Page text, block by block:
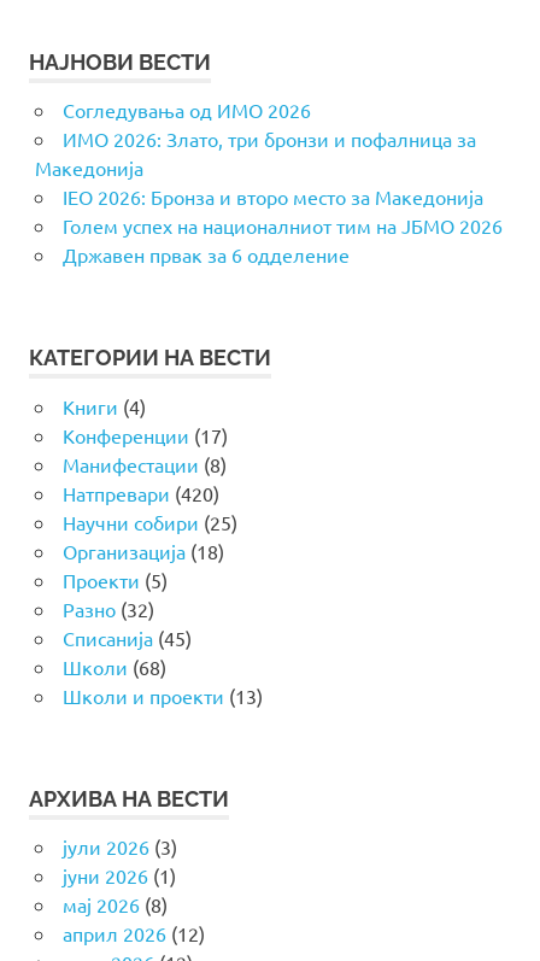
НАЈНОВИ ВЕСТИ
Согледувања од ИМО 2026
ИМО 2026: Злато, три бронзи и пофалница за
Македонија
IEO 2026: Бронза и второ место за Македонија
Голем успех на националниот тим на ЈБМО 2026
Државен првак за 6 одделение
КАТЕГОРИИ НА ВЕСТИ
Книги (4)
Конференции (17)
Манифестации (8)
Натпревари (420)
Научни собири (25)
Организација(18)
Проекти (5)
Разно(32)
Списанија(45)
Школи (68)
Школи и проекти (13)
АРХИВА НА ВЕСТИ
јули 2026(3)
јуни 2026(1)
мај 2026(8)
април 2026(12)